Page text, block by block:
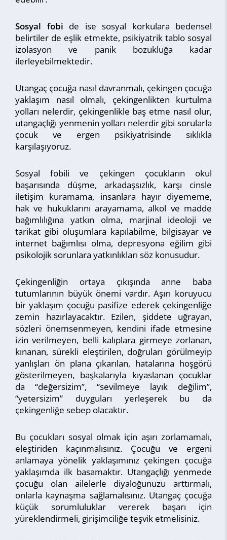
Sosyal fobi de ise sosyal korkulara bedensel
belirtiler de eşlik etmekte, psikiyatrik tablo sosyal
izolasyon ve panik bozukluğa kadar
ilerleyebilmektedir.
Utangaç çocuğa nasıl davranmalı, çekingen çocuğa
yaklaşım nasıl olmalı, çekingenlikten kurtulma
yolları nelerdir, çekingenlikle baş etme nasıl olur,
utangaçlığı yenmenin yolları nelerdir gibi sorularla
çocuk ve ergen psikiyatrisinde sıklıkla
karşılaşıyoruz.
Sosyal fobili ve çekingen çocukların okul
başarısında düşme, arkadaşsızlık, karşı cinsle
iletişim kuramama, insanlara hayır diyememe,
hak ve hukuklarını arayamama, alkol ve madde
bağımlılığına yatkın olma, marjinal ideoloji ve
tarikat gibi oluşumlara kapılabilme, bilgisayar ve
internet bağımlısı olma, depresyona eğilim gibi
psikolojik sorunlara yatkınlıkları söz konusudur.
Çekingenliğin ortaya çıkışında anne baba
tutumlarının büyük önemi vardır. Aşırı koruyucu
bir yaklaşım çocuğu pasifize ederek çekingenliğe
zemin hazırlayacaktır. Ezilen, şiddete uğrayan,
sözleri önemsenmeyen, kendini ifade etmesine
izin verilmeyen, belli kalıplara girmeye zorlanan,
kınanan, sürekli eleştirilen, doğruları görülmeyip
yanlışları ön plana çıkarılan, hatalarına hoşgörü
gösterilmeyen, başkalarıyla kıyaslanan çocuklar
da “değersizim”, “sevilmeye layık değilim”,
“yetersizim” duyguları yerleşerek bu da
çekingenliğe sebep olacaktır.
Bu çocukları sosyal olmak için aşırı zorlamamalı,
eleştiriden kaçınmalısınız. Çocuğu ve ergeni
anlamaya yönelik yaklaşımınız çekingen çocuğa
yaklaşımda ilk basamaktır. Utangaçlığı yenmede
çocuğu olan ailelerle diyaloğunuzu arttırmalı,
onlarla kaynaşma sağlamalısınız. Utangaç çocuğa
küçük sorumluluklar vererek başarı için
yüreklendirmeli, girişimciliğe teşvik etmelisiniz.